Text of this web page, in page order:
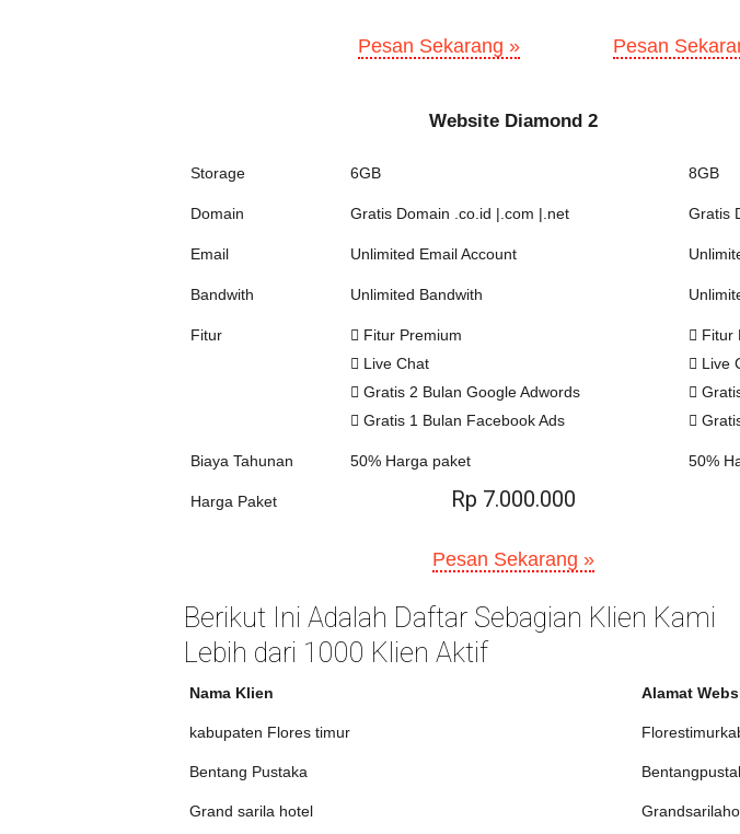
Pesan Sekarang » Pesan
Website Diamond 2
Storage 6GB 8GB
Domain Gratis Domain .co.id |.com |.net Gratis
Email Unlimited Email Account
Bandwith Unlimited Bandwith
Fitur
Fitur Premium
Live Chat
Gratis 2 Bulan Google Adwords
Gratis 1 Bulan Facebook Ads
Fitur
Live
Biaya Tahunan 50% Harga paket 50%
Harga Paket Rp 7.000.000
Pesan Sekarang »
Berikut Ini Adalah Daftar Sebagian Klien Kami
Lebih dari 1000 Klien Aktif
Nama Klien Alamat
kabupaten Flores timur
Bentang Pustaka
Grand sarila hotel